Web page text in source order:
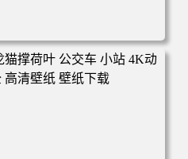
4K超高清壁纸3840x2160 电
纸下载